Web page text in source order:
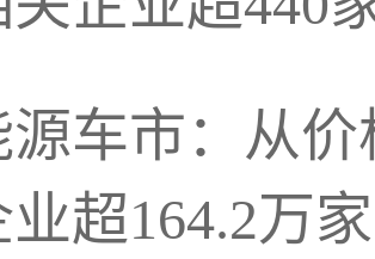
源车市：从
超164.2万家